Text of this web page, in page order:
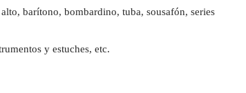
barítono, bombardino, tuba, sousafón, series
y estuches, etc.